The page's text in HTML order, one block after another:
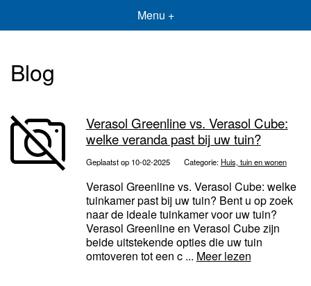
Menu +
Blog
Verasol Greenline vs. Verasol Cube:
welke veranda past bij uw tuin?
Geplaatst op 10-02-2025 Categorie: Huis, tuin en wonen
Verasol Greenline vs. Verasol Cube: welke
tuinkamer past bij uw tuin? Bent u op zoek
naar de ideale tuinkamer voor uw tuin?
Verasol Greenline en Verasol Cube zijn
beide uitstekende opties die uw tuin
omtoveren tot een c ... Meer lezen